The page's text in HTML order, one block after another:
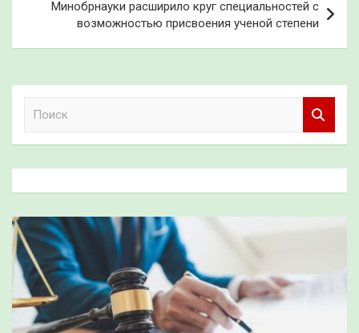
Минобрнауки расширило круг специальностей с
возможностью присвоения ученой степени
к